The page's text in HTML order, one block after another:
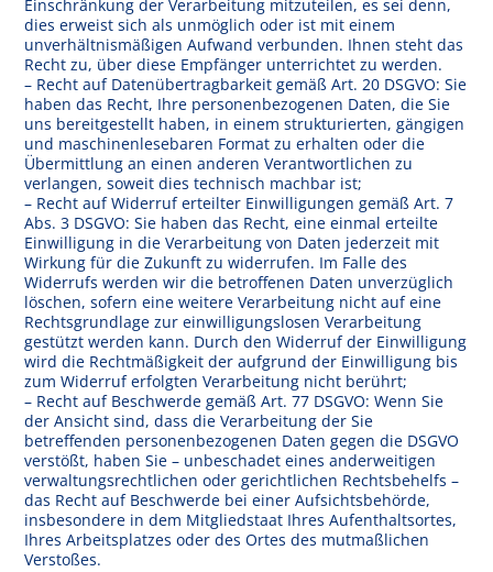
Einschränkung der Verarbeitung mitzuteilen, es sei denn,
dies erweist sich als unmöglich oder ist mit einem
unverhältnismäßigen Aufwand verbunden. Ihnen steht das
Recht zu, über diese Empfänger unterrichtet zu werden.
– Recht auf Datenübertragbarkeit gemäß Art. 20 DSGVO: Sie
haben das Recht, Ihre personenbezogenen Daten, die Sie
uns bereitgestellt haben, in einem strukturierten, gängigen
und maschinenlesebaren Format zu erhalten oder die
Übermittlung an einen anderen Verantwortlichen zu
verlangen, soweit dies technisch machbar ist;
– Recht auf Widerruf erteilter Einwilligungen gemäß Art. 7
Abs. 3 DSGVO: Sie haben das Recht, eine einmal erteilte
Einwilligung in die Verarbeitung von Daten jederzeit mit
Wirkung für die Zukunft zu widerrufen. Im Falle des
Widerrufs werden wir die betroffenen Daten unverzüglich
löschen, sofern eine weitere Verarbeitung nicht auf eine
Rechtsgrundlage zur einwilligungslosen Verarbeitung
gestützt werden kann. Durch den Widerruf der Einwilligung
wird die Rechtmäßigkeit der aufgrund der Einwilligung bis
zum Widerruf erfolgten Verarbeitung nicht berührt;
– Recht auf Beschwerde gemäß Art. 77 DSGVO: Wenn Sie
der Ansicht sind, dass die Verarbeitung der Sie
betreffenden personenbezogenen Daten gegen die DSGVO
verstößt, haben Sie – unbeschadet eines anderweitigen
verwaltungsrechtlichen oder gerichtlichen Rechtsbehelfs –
das Recht auf Beschwerde bei einer Aufsichtsbehörde,
insbesondere in dem Mitgliedstaat Ihres Aufenthaltsortes,
Ihres Arbeitsplatzes oder des Ortes des mutmaßlichen
Verstoßes.